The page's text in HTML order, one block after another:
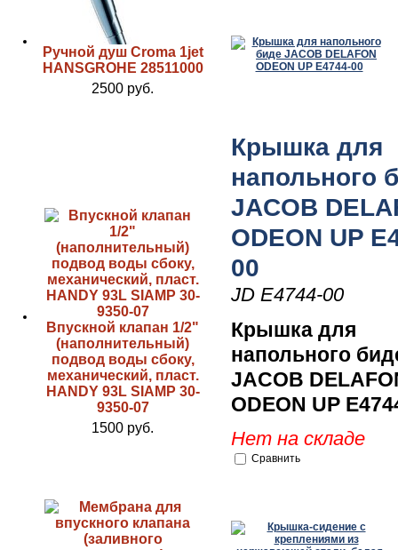
Ручной душ Croma 1jet
HANSGROHE 28511000
2500 руб.
Впускной клапан 1/2"
(наполнительный)
подвод воды сбоку,
механический, пласт.
HANDY 93L SIAMP 30-
9350-07
1500 руб.
Крышка для
напольного
JACOB
ODEON UP
00
JD E4744-00
Крышка для
напольного
JACOB
ODEON UP
Нет на складе
Сравнить